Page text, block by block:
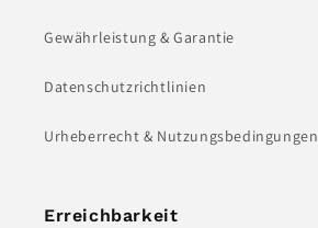
Gewährleistung & Garantie
Datenschutzrichtlinien
Urheberrecht & Nutzungsbedingungen
Erreichbarkeit